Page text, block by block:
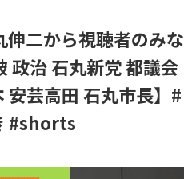
伸二から視聴者のみな
政治 石丸新党 都議会
安芸高田 石丸市長】#
#shorts